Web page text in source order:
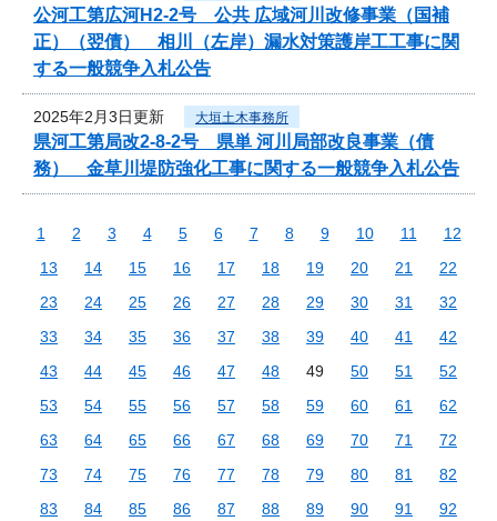
公河工第広河H2-2号 公共 広域河川改修事業（国補
正）（翌債） 相川（左岸）漏水対策護岸工工事に関
する一般競争入札公告
2025年2月3日更新 大垣土木事務所
県河工第局改2-8-2号 県単 河川局部改良事業（債
務） 金草川堤防強化工事に関する一般競争入札公告
1 2 3 4 5 6 7 8 9 10 11
12
13
14 15 16 17 18 19 20 21
22
23
24 25 26 27 28 29 30 31
32
33
34 35 36 37 38 39 40 41
42
43
44 45 46 47 48 49 50 51
52
53
54 55 56 57 58 59 60 61
62
63
64 65 66 67 68 69 70 71
72
73
74 75 76 77 78 79 80 81
82
83
84 85 86 87 88 89 90 91
92